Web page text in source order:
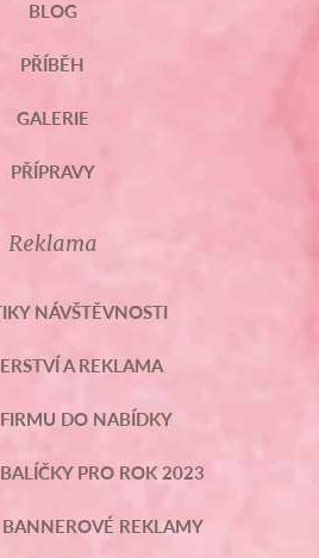
BLOG
PŘÍBĚH
GALERIE
PŘÍPRAVY
Reklama
NÁVŠTĚVNOSTI
A REKLAMA
DO NABÍDKY
PRO ROK 2023
REKLAMY